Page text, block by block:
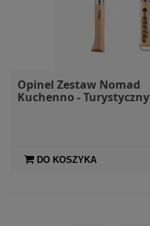
Opinel Zestaw Nomad
Kuchenno - Turystyczny
DO KOSZYKA